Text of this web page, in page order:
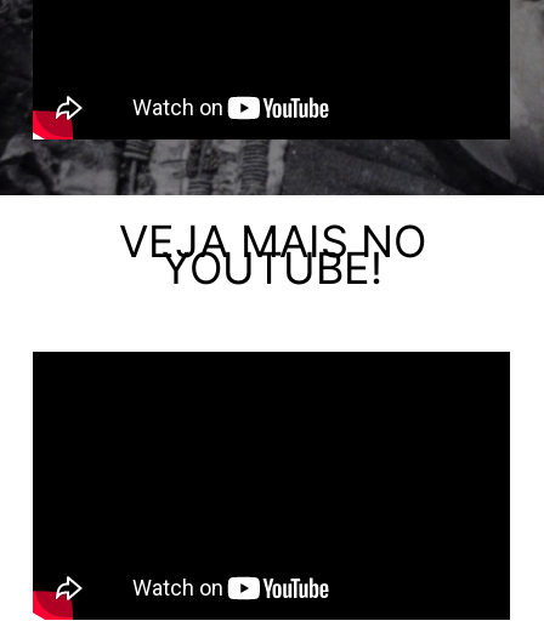
VEJA MAIS NO
YOUTUBE!